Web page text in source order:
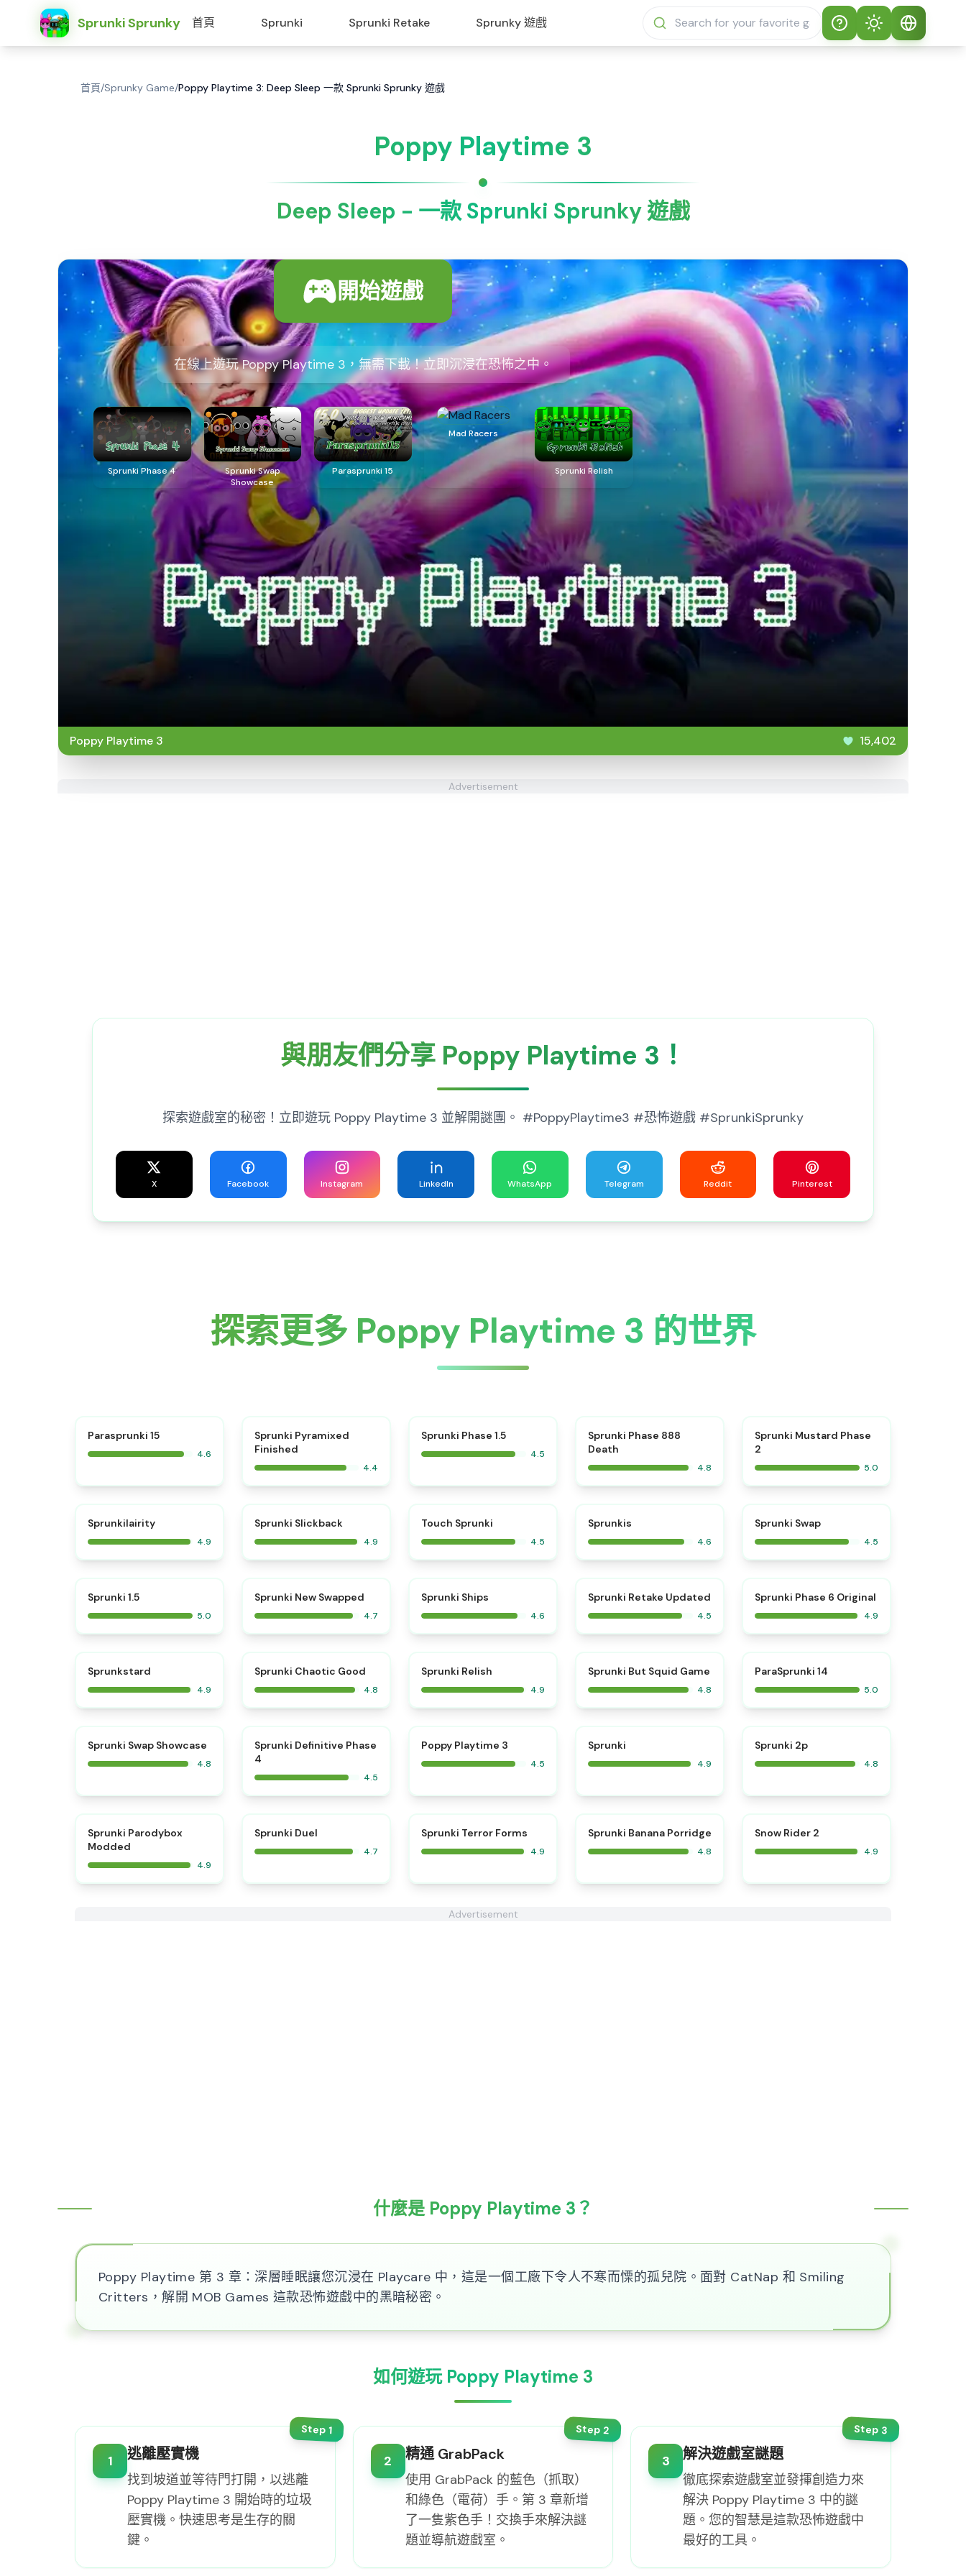
Sprunki Sprunky 首頁 Sprunki Sprunki Retake Sprunky 遊戲 Help
Sprunki Sprunky 功
能
Theme
Русский
繁體中文
한국어
Français
Italiano
Deutsch
简体中文
首頁/Sprunky Game/Poppy Playtime 3: Deep Sleep 一款 Sprunki Sprunky 遊戲
Poppy Playtime 3
Deep Sleep - 一款 Sprunki Sprunky 遊戲
開始遊戲
在線上遊玩 Poppy Playtime 3，無需下載！立即沉浸在恐怖之中。
Sprunki Phase 4
Sprunki Swap
Showcase
Parasprunki 15
Mad Racers
Sprunki Relish
Poppy Playtime 3 15,402
Advertisement
與朋友們分享 Poppy Playtime 3！
探索遊戲室的秘密！立即遊玩 Poppy Playtime 3 並解開謎團。 #PoppyPlaytime3 #恐怖遊戲 #SprunkiSprunky
X Facebook Instagram LinkedIn WhatsApp Telegram Reddit Pinterest
探索更多 Poppy Playtime 3 的世界
Parasprunki 15
4.6
Sprunki Pyramixed
Finished
4.4
Sprunki Phase 1.5
4.5
Sprunki Phase 888
Death
4.8
⭐
Sprunki Mustard Phase
2
5.0
Sprunkilairity
4.9
Sprunki Slickback
4.9
Touch Sprunki
4.5
Sprunkis
4.6
Sprunki Swap
4.5
Sprunki 1.5
5.0
Sprunki New Swapped
4.7
Sprunki Ships
4.6
⭐
Sprunki Retake Updated
4.5
⭐
Sprunki Phase 6 Original
4.9
Sprunkstard
4.9
Sprunki Chaotic Good
4.8
Sprunki Relish
4.9
⭐
Sprunki But Squid Game
4.8
ParaSprunki 14
5.0
⭐
Sprunki Swap Showcase
4.8
⭐
Sprunki Definitive Phase
4
4.5
Poppy Playtime 3
4.5
Sprunki
4.9
Sprunki 2p
4.8
Sprunki Parodybox
Modded
4.9
Sprunki Duel
4.7
Sprunki Terror Forms
4.9
⭐
Sprunki Banana Porridge
4.8
Snow Rider 2
4.9
Advertisement
什麼是 Poppy Playtime 3？
Poppy Playtime 第 3 章：深層睡眠讓您沉浸在 Playcare 中，這是一個工廠下令人不寒而慄的孤兒院。面對 CatNap 和 Smiling
Critters，解開 MOB Games 這款恐怖遊戲中的黑暗秘密。
如何遊玩 Poppy Playtime 3
Step1
1 逃離壓實機
找到坡道並等待門打開，以逃離
Poppy Playtime 3 開始時的垃圾
壓實機。快速思考是生存的關
鍵。
Step2
2 精通 GrabPack
使用 GrabPack 的藍色（抓取）
和綠色（電荷）手。第 3 章新增
了一隻紫色手！交換手來解決謎
題並導航遊戲室。
Step3
3 解決遊戲室謎題
徹底探索遊戲室並發揮創造力來
解決 Poppy Playtime 3 中的謎
題。您的智慧是這款恐怖遊戲中
最好的工具。